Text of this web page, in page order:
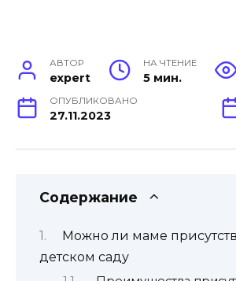
АВТОР
expert
НА ЧТЕНИЕ
5 мин.
ОПУБЛИКОВАНО
27.11.2023
Содержание
Можно ли маме
детском саду